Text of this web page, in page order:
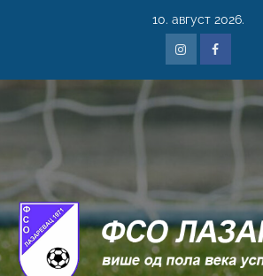
10. август 2026.